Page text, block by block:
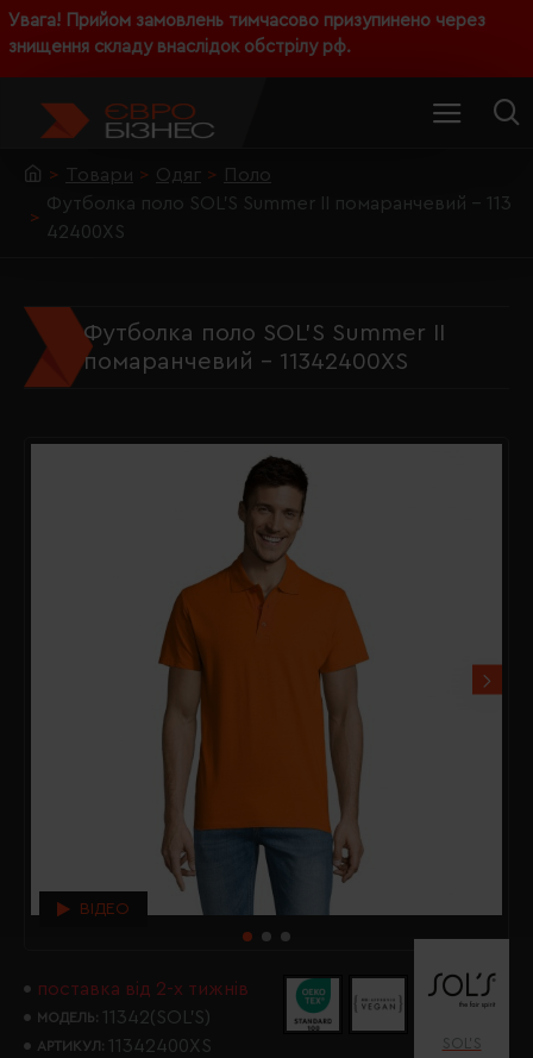
Увага! Прийом замовлень тимчасово призупинено через
знищення складу внаслідок обстрілу рф.
Товари Одяг
Поло
Футболка поло SOL'S Summer II помаранчевий - 113
42400XS
Футболка поло SOL'S Summer II
помаранчевий - 11342400XS
ВІДЕО
поставка від 2-х тижнів
МОДЕЛЬ: 11342(SOL’S)
АРТИКУЛ: 11342400XS SOL’S